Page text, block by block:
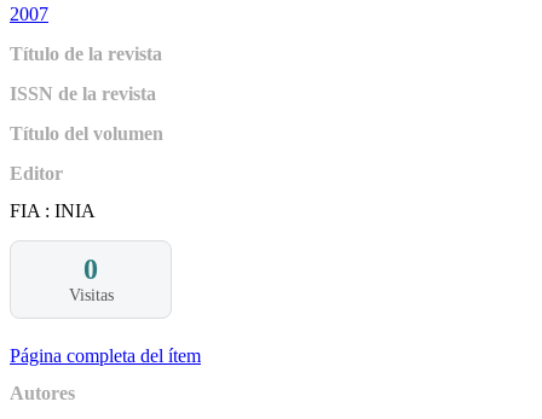
2007
Título de la revista
ISSN de la revista
Título del volumen
Editor
FIA : INIA
0
Visitas
Página completa del ítem
Autores